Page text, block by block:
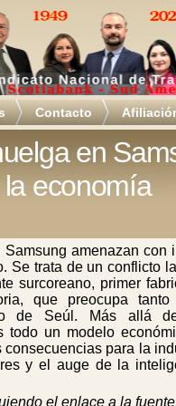
Contacto
en
economía
amenazan con
Se trata de un conflicto
surcoreano, primer
que preocupa
de Seúl. Más allá
todo un modelo
para la
y el auge de la
el enlace a la